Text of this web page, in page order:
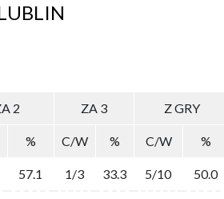
2 ZA 3 Z GRY
% C/W % C/W %
57.1 1/3 33.3 5/10 50.0